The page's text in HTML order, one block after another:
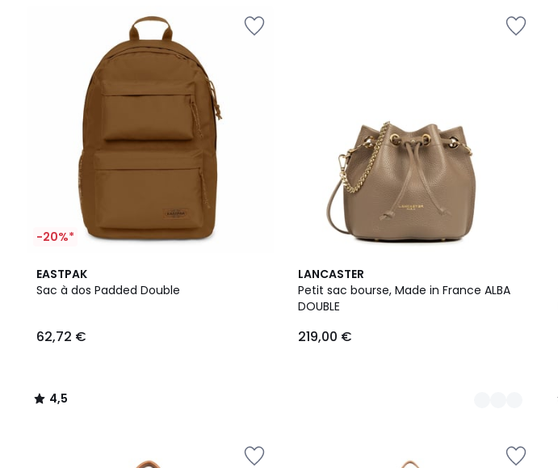
-20%*
EASTPAK
Sac à dos Padded Double
62,72 €
4,5
/ 5
4,5
/
LANCASTER
Petit sac bourse, Made in France ALBA
DOUBLE
219,00 €
4
Couleurs